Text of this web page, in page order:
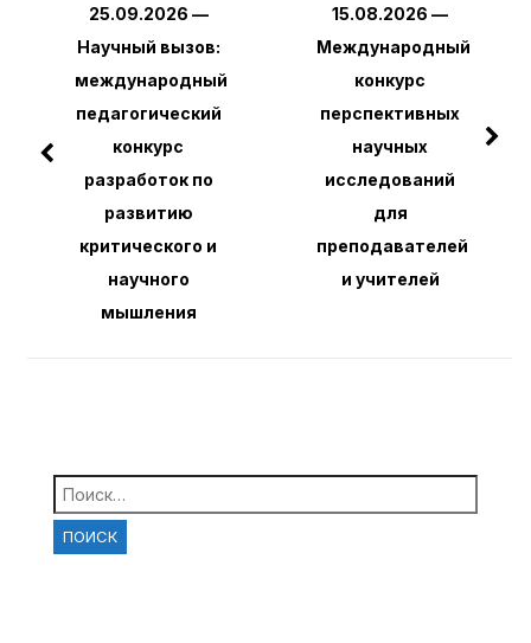
15.08.2026 —
Международный
конкурс
перспективных
научных
исследований
для
преподавателей
и учителей
25.09.2026 —
Научный вызов:
международный
педагогический
конкурс
разработок по
развитию
критического и
научного
мышления
Найти: